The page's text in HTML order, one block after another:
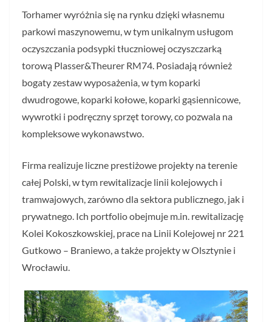
Torhamer wyróżnia się na rynku dzięki własnemu
parkowi maszynowemu, w tym unikalnym usługom
oczyszczania podsypki tłuczniowej oczyszczarką
torową Plasser&Theurer RM74. Posiadają również
bogaty zestaw wyposażenia, w tym koparki
dwudrogowe, koparki kołowe, koparki gąsiennicowe,
wywrotki i podręczny sprzęt torowy, co pozwala na
kompleksowe wykonawstwo.
Firma realizuje liczne prestiżowe projekty na terenie
całej Polski, w tym rewitalizacje linii kolejowych i
tramwajowych, zarówno dla sektora publicznego, jak i
prywatnego. Ich portfolio obejmuje m.in. rewitalizację
Kolei Kokoszkowskiej, prace na Linii Kolejowej nr 221
Gutkowo – Braniewo, a także projekty w Olsztynie i
Wrocławiu.